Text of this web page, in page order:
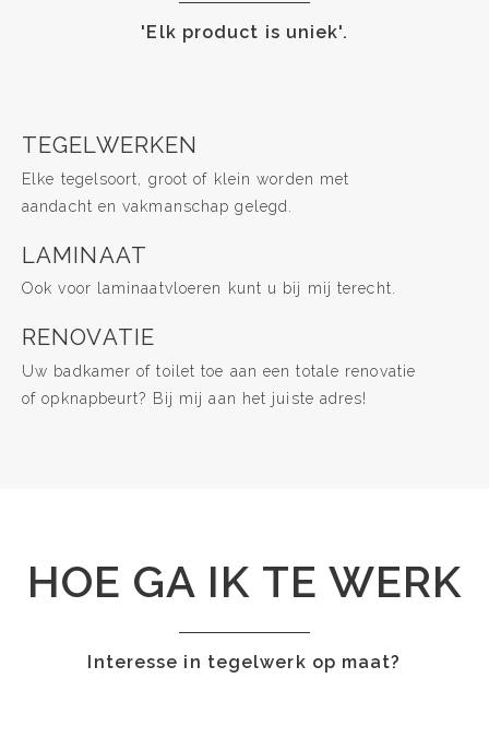
'Elk product is uniek'.
TEGELWERKEN
Elke tegelsoort, groot of klein worden met
aandacht en vakmanschap gelegd.
LAMINAAT
Ook voor laminaatvloeren kunt u bij mij terecht.
RENOVATIE
Uw badkamer of toilet toe aan een totale renovatie
of opknapbeurt? Bij mij aan het juiste adres!
HOE GA IK TE WERK
Interesse in tegelwerk op maat?